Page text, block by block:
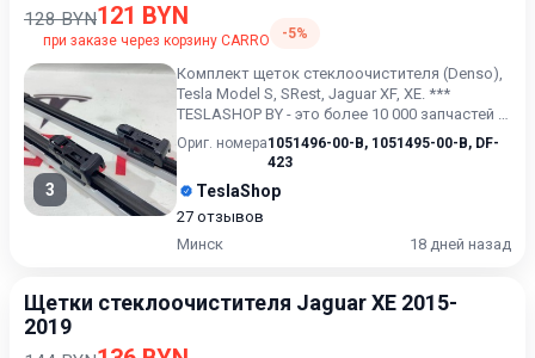
128 BYN121 BYN
при заказе через корзину CARRO -5%
3
Комплект щеток стеклоочистителя (Denso),
Tesla Model S, SRest, Jaguar XF, XE. ***
TESLASHOP BY - это более 10 000 запчастей и
аксессуаров дл...
Ориг. номера1051496-00-B, 1051495-00-B, DF-
423
TeslaShop
27 отзывов
Минск
18 дней назад
Щетки стеклоочистителя Jaguar XE 2015-
2019